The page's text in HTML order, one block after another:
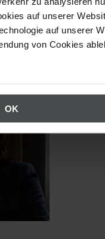
auf unserer
auf unserer
von Cookies
OK